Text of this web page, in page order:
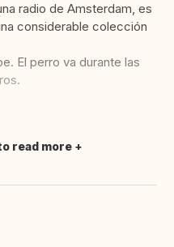
radio de Amsterdam, es
considerable colección
El perro va durante las
read more